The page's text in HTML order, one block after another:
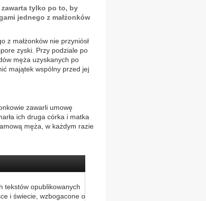
zawarta tylko po to, by
jednego z małżonków
z małżonków nie przyniósł
zyski. Przy podziale po
męża uzyskanych po
majątek wspólny przed jej
zawarli umowę
ich druga córka i matka
męża, w każdym razie
tekstów opublikowanych
i świecie, wzbogacone o